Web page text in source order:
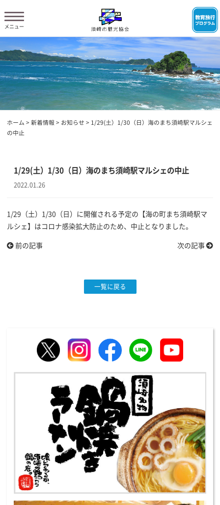
ホーム > 新着情報 > お知らせ > 1/29(土）1/30（日）海のまち須崎駅マルシェ
の中止
1/29(土）1/30（日）海のまち須崎駅マルシェの中止
2022.01.26
1/29（土）1/30（日）に開催される予定の【海の町まち須崎駅マ
ルシェ】はコロナ感染拡大防止のため、中止となりました。
前の記事 次の記事
一覧に戻る